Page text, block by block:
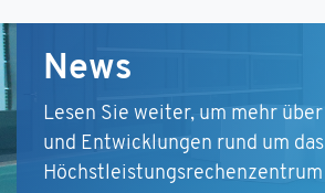
News
Lesen Sie weiter, um mehr
und Entwicklungen rund um das